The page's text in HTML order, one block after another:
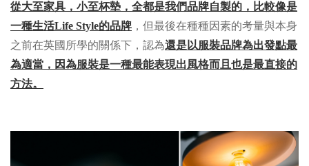
從大至家具，小至杯墊，全都是我們品牌自製的，比較像是
一種生活Life Style的品牌 ，但最後在種種因素的考量與本身
之前在英國所學的關係下，認為還是以服裝品牌為出發點最
為適當，因為服裝是一種最能表現出風格而且也是最直接的
方法。